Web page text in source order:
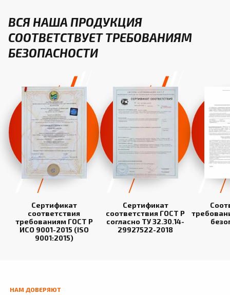
ВСЯ НАША ПРОДУКЦИЯ
СООТВЕТСТВУЕТ ТРЕБОВАНИЯМ
БЕЗОПАСНОСТИ
Сертификат
соответствия
требованиям ГОСТ Р
ИСО 9001-2015 (ISO
9001:2015)
Сертификат
соответствия ГОСТ Р
согласно ТУ 32.30.14-
29927522-2018
НАМ ДОВЕРЯЮТ